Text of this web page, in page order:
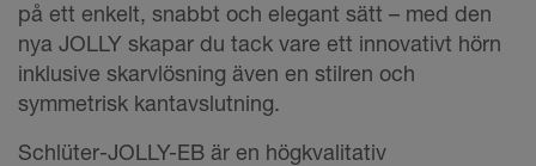
på ett enkelt, snabbt och elegant sätt – med den
nya JOLLY skapar du tack vare ett innovativt hörn
inklusive skarvlösning även en stilren och
symmetrisk kantavslutning.
Schlüter-JOLLY-EB är en högkvalitativ